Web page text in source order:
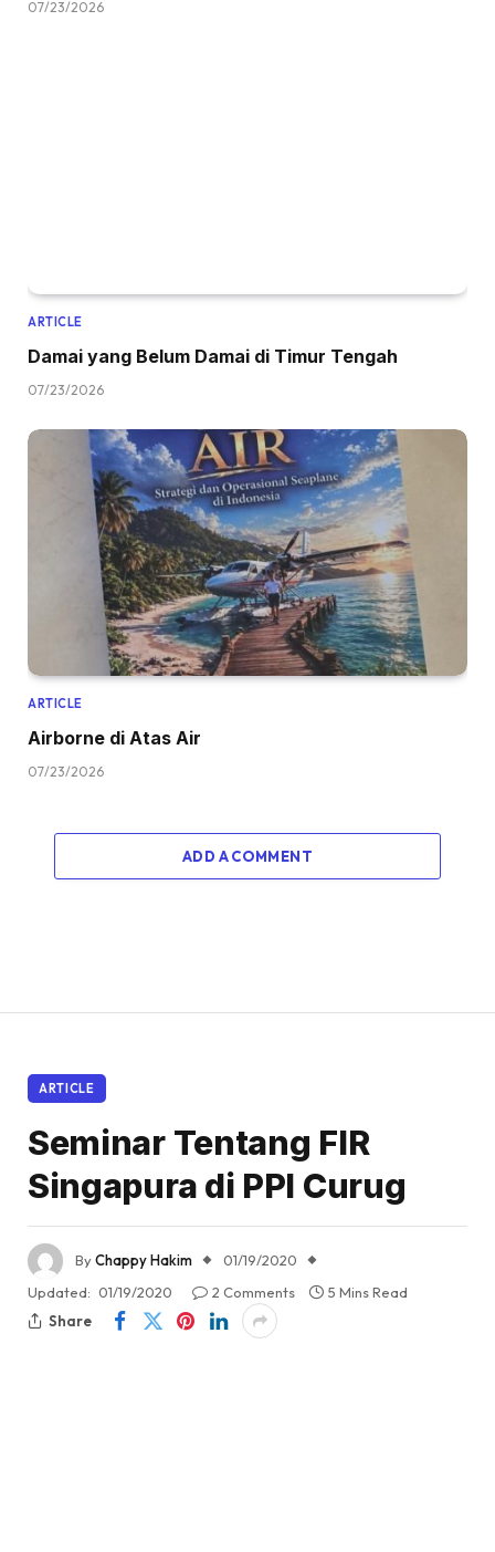
07/23/2026
ARTICLE
Damai yang Belum Damai di Timur Tengah
07/23/2026
ARTICLE
Airborne di Atas Air
07/23/2026
ADD A COMMENT
ARTICLE
Seminar Tentang FIR
Singapura di PPI Curug
ByChappy Hakim
01/19/2020
Updated: 01/19/2020 2 Comments
5 Mins Read
Share